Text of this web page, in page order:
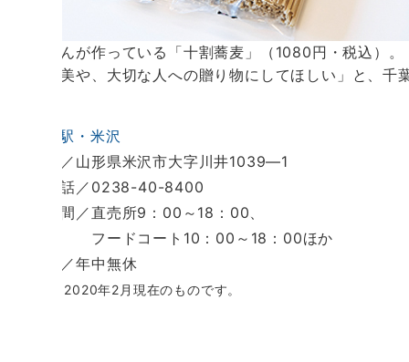
千葉さんが作っている「十割蕎麦」（1080円・税込）
のご褒美や、大切な人への贈り物にしてほしい」と、千
道の駅・米沢
所在地／山形県米沢市大字川井1039―1
電 話／0238-40-8400
営業時間／直売所9：00～18：00、
フードコート10：00～18：00ほか
定休日／年中無休
※情報は2020年2月現在のものです。